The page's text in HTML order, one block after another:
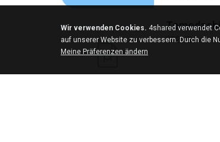
252 KB
Wir verwenden Cookies. 4shared verwendet
auf unserer Website zu verbessern. Durch die
Meine Präferenzen ändern